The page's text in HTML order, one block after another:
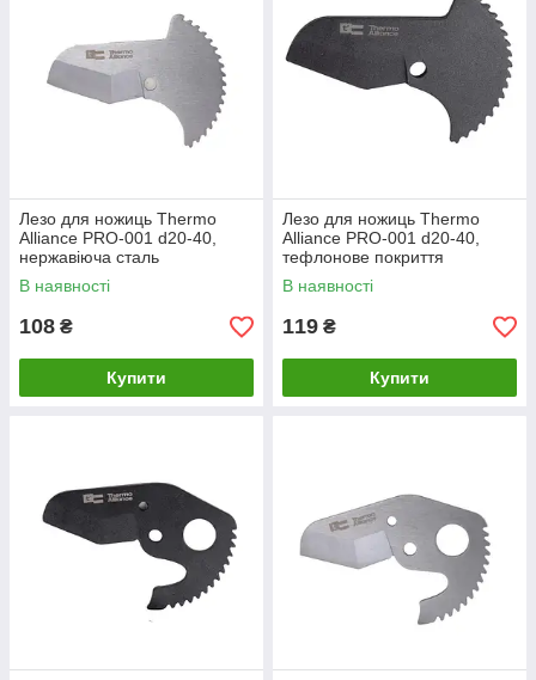
Лезо для ножиць Thermo
Alliance PRO-001 d20-40,
нержавіюча сталь
В наявності
108 ₴
Купити
Лезо для ножиць Thermo
Alliance PRO-001 d20-40,
тефлонове покриття
В наявності
119 ₴
Купити